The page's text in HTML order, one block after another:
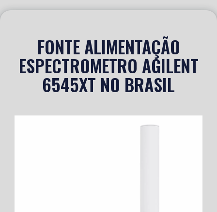
FONTE ALIMENTAÇÃO
ESPECTROMETRO AGILENT
6545XT NO BRASIL